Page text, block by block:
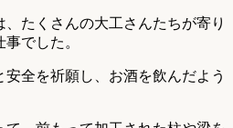
たくさんの大工さんたちが寄り
でした。
全を祈願し、お酒を飲んだよう